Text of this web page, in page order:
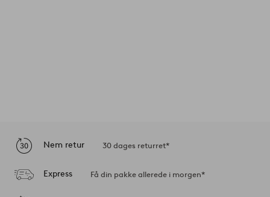
Nem retur 30 dages returret*
Express Få din pakke allerede i morgen*